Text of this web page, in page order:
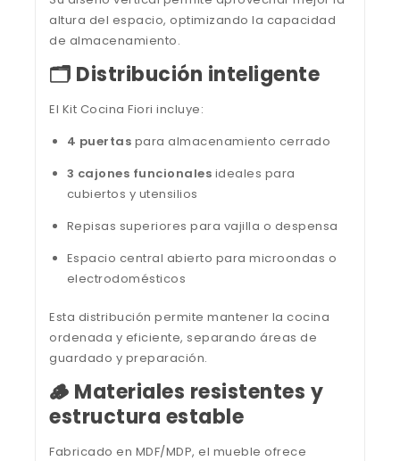
altura del espacio, optimizando la capacidad
de almacenamiento.
🗂️ Distribución inteligente
El Kit Cocina Fiori incluye:
4 puertas para almacenamiento cerrado
3 cajones funcionales ideales para
cubiertos y utensilios
Repisas superiores para vajilla o despensa
Espacio central abierto para microondas o
electrodomésticos
Esta distribución permite mantener la cocina
ordenada y eficiente, separando áreas de
guardado y preparación.
🪵 Materiales resistentes y
estructura estable
Fabricado en MDF/MDP, el mueble ofrece